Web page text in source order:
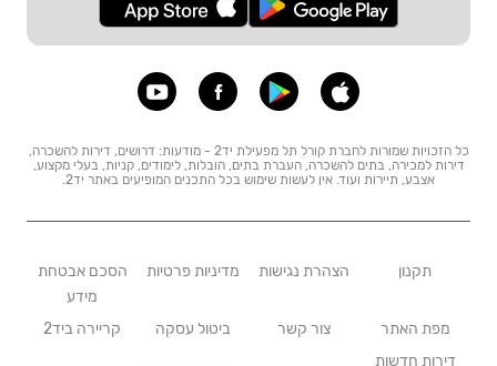
כל הזכויות שמורות לחברת קורל תל מפעילת יד2 - מודעות: דרושים, דירות להשכרה,
דירות למכירה, בתים להשכרה, העברת בתים, הובלות, לימודים, קניות, בעלי מקצוע,
אצבע, תיירות ועוד. אין לעשות שימוש בכל התכנים המופיעים באתר יד2.
תקנון הצהרת נגישות מדיניות פרטיות
הסכם אבטחת
מידע
מפת האתר
צור קשר ביטול עסקה
קריירה ביד2
דירות חדשות